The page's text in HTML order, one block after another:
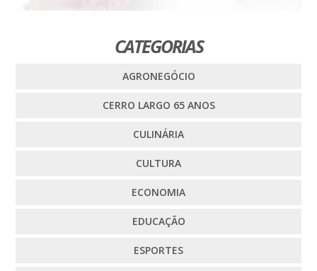
CATEGORIAS
AGRONEGÓCIO
CERRO LARGO 65 ANOS
CULINÁRIA
CULTURA
ECONOMIA
EDUCAÇÃO
ESPORTES